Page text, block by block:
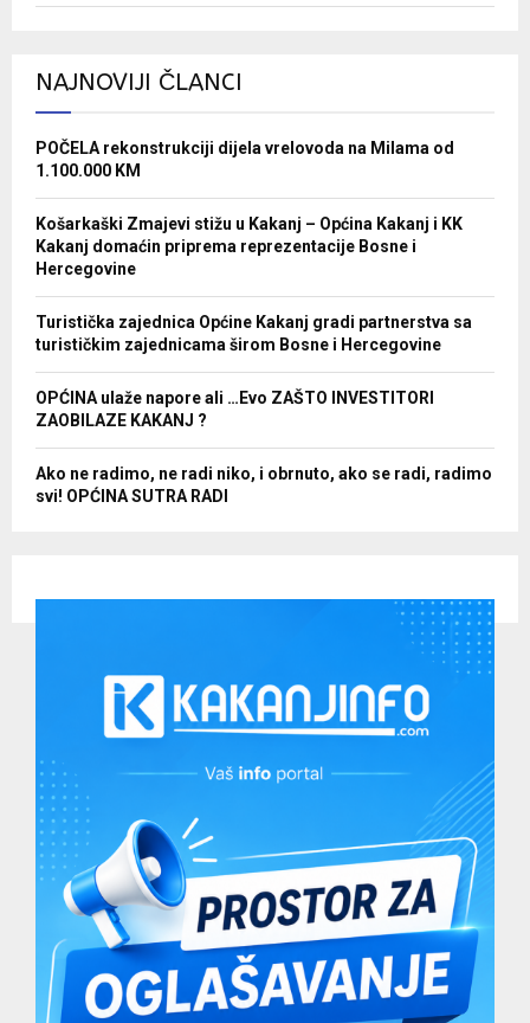
NAJNOVIJI ČLANCI
POČELA rekonstrukciji dijela vrelovoda na Milama od
1.100.000 KM
Košarkaški Zmajevi stižu u Kakanj – Općina Kakanj i KK
Kakanj domaćin priprema reprezentacije Bosne i
Hercegovine
Turistička zajednica Općine Kakanj gradi partnerstva sa
turističkim zajednicama širom Bosne i Hercegovine
OPĆINA ulaže napore ali …Evo ZAŠTO INVESTITORI
ZAOBILAZE KAKANJ ?
Ako ne radimo, ne radi niko, i obrnuto, ako se radi, radimo
svi! OPĆINA SUTRA RADI